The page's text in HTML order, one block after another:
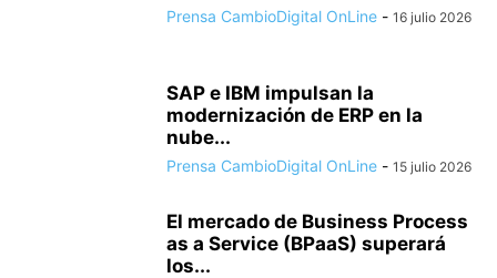
Prensa CambioDigital OnLine - 16 julio 2026
SAP e IBM impulsan la
modernización de ERP en la
nube...
Prensa CambioDigital OnLine - 15 julio 2026
El mercado de Business Process
as a Service (BPaaS) superará
los...